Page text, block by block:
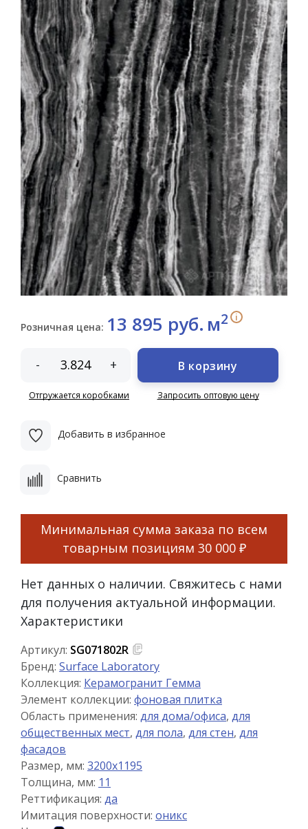
Розничная цена: 13 895 руб. м2 i
- +
Отгружается коробками
В корзину
Запросить оптовую цену
Добавить в избранное
Сравнить
Минимальная сумма заказа по всем
товарным позициям 30 000 ₽
Нет данных о наличии. Свяжитесь с нами
для получения актуальной информации.
Характеристики
Артикул: SG071802R
Бренд: Surface Laboratory
Коллекция: Керамогранит Гемма
Элемент коллекции: фоновая плитка
Область применения: для дома/офиса, для
общественных мест, для пола, для стен, для
фасадов
Размер, мм: 3200x1195
Толщина, мм: 11
Реттификация: да
Имитация поверхности: оникс